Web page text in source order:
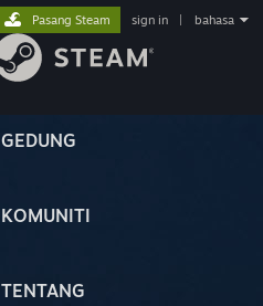
GEDUNG
KOMUNITI
TENTANG
Pasang Steam sign in bahasa